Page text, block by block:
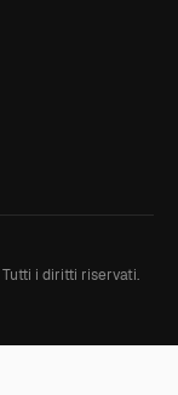
Tutti i diritti riservati.